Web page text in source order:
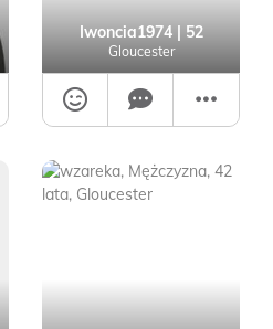
Iwoncia1974| 52
Gloucester